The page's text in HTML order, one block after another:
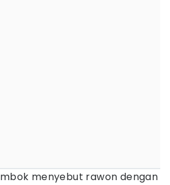
menyebut rawon dengan